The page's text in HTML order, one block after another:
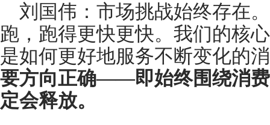
刘国伟：市场挑战始终存在
跑，跑得更快更快。我们的核
是如何更好地服务不断变化的
要方向正确——即始终围绕消
定会释放。